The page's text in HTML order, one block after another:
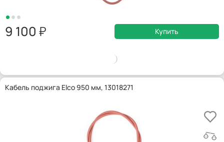
9 100 Купить
Кабель поджига Elco 950 мм, 13018271